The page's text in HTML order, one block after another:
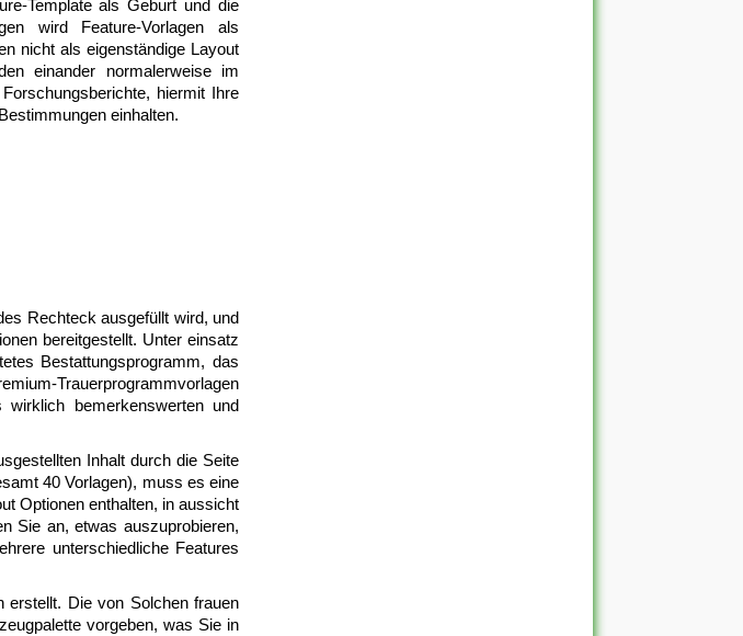
Template als Geburt und die
wird Feature-Vorlagen als
nicht als eigenständige Layout
einander normalerweise im
hiermit Ihre
einhalten.
Rechteck ausgefüllt wird, und
bereitgestellt. Unter einsatz
Bestattungsprogramm, das
Trauerprogrammvorlagen
wirklich bemerkenswerten und
Inhalt durch die Seite
40 Vorlagen), muss es eine
Optionen enthalten, in aussicht
Sie an, etwas auszuprobieren,
unterschiedliche Features
erstellt. Die von Solchen frauen
vorgeben, was Sie in